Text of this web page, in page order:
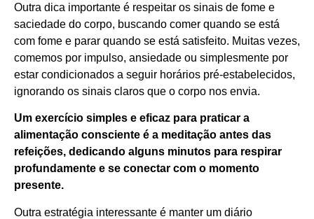
Outra dica importante é respeitar os sinais de fome e
saciedade do corpo, buscando comer quando se está
com fome e parar quando se está satisfeito. Muitas vezes,
comemos por impulso, ansiedade ou simplesmente por
estar condicionados a seguir horários pré-estabelecidos,
ignorando os sinais claros que o corpo nos envia.
Um exercício simples e eficaz para praticar a
alimentação consciente é a meditação antes das
refeições, dedicando alguns minutos para respirar
profundamente e se conectar com o momento
presente.
Outra estratégia interessante é manter um diário